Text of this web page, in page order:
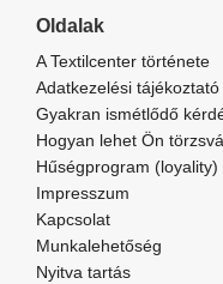
Oldalak
A Textilcenter története
Adatkezelési tájékoztató
Gyakran ismétlődő
Hogyan lehet Ön
Hűségprogram (loyality)
Impresszum
Kapcsolat
Munkalehetőség
Nyitva tartás